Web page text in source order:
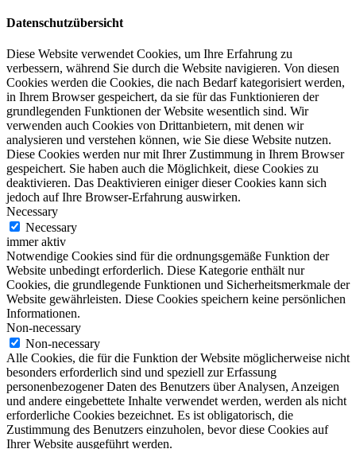
Datenschutzübersicht
Diese Website verwendet Cookies, um Ihre Erfahrung zu
verbessern, während Sie durch die Website navigieren. Von diesen
Cookies werden die Cookies, die nach Bedarf kategorisiert werden,
in Ihrem Browser gespeichert, da sie für das Funktionieren der
grundlegenden Funktionen der Website wesentlich sind. Wir
verwenden auch Cookies von Drittanbietern, mit denen wir
analysieren und verstehen können, wie Sie diese Website nutzen.
Diese Cookies werden nur mit Ihrer Zustimmung in Ihrem Browser
gespeichert. Sie haben auch die Möglichkeit, diese Cookies zu
deaktivieren. Das Deaktivieren einiger dieser Cookies kann sich
jedoch auf Ihre Browser-Erfahrung auswirken.
Necessary
Necessary
immer aktiv
Notwendige Cookies sind für die ordnungsgemäße Funktion der
Website unbedingt erforderlich. Diese Kategorie enthält nur
Cookies, die grundlegende Funktionen und Sicherheitsmerkmale der
Website gewährleisten. Diese Cookies speichern keine persönlichen
Informationen.
Non-necessary
Non-necessary
Alle Cookies, die für die Funktion der Website möglicherweise nicht
besonders erforderlich sind und speziell zur Erfassung
personenbezogener Daten des Benutzers über Analysen, Anzeigen
und andere eingebettete Inhalte verwendet werden, werden als nicht
erforderliche Cookies bezeichnet. Es ist obligatorisch, die
Zustimmung des Benutzers einzuholen, bevor diese Cookies auf
Ihrer Website ausgeführt werden.